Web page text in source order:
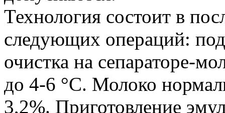
Технология состоит в
следующих операций:
очистка на сепараторе-
до 4-6 °С. Молоко
3,2%. Приготовление